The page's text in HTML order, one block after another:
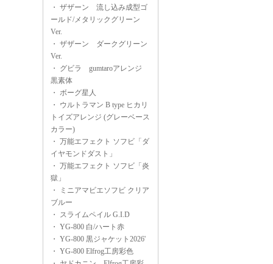
・ ザザーン 流し込み成型ゴ
ールド/メタリックグリーン
Ver.
・ ザザーン ダークグリーン
Ver.
・ グビラ gumtaroアレンジ
黒素体
・ ボーグ星人
・ ウルトラマン B type ヒカリ
トイズアレンジ (グレーベース
カラー)
・ 万能エフェクト ソフビ「ダ
イヤモンドダスト」
・ 万能エフェクト ソフビ「炎
獄」
・
ミニアマビエソフビ クリア
ブルー
・ スライムペイル G.I.D
・ YG-800 白/ハート赤
・ YG-800 黒ジャケット2026'
・ YG-800 Elfrog工房彩色